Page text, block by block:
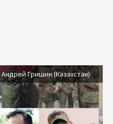
Андрей Гришин (Казахстан)